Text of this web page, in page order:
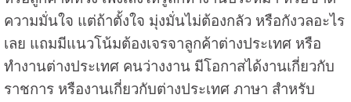
ความมั่นใจ แต่ถ้าตั้งใจ มุ่งมั่นไม่ต้องกลัว หรือกังวลอะไร
เลย แถมมีแนวโน้มต้องเจรจาลูกค้าต่างประเทศ หรือ
ทำงานต่างประเทศ คนว่างงาน มีโอกาสได้งานเกี่ยวกับ
ราชการ หรืองานเกี่ยวกับต่างประเทศ ภาษา สำหรับ